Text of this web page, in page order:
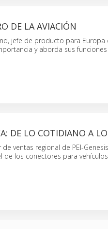
DE LA AVIACIÓN
jefe de producto para
y aborda sus
DE LO COTIDIANO A
ventas regional de PEI-
de los conectores para